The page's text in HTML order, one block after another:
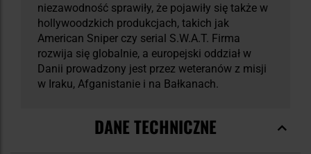
niezawodność sprawiły, że pojawiły się także w
hollywoodzkich produkcjach, takich jak
American Sniper czy serial S.W.A.T. Firma
rozwija się globalnie, a europejski oddział w
Danii prowadzony jest przez weteranów z misji
w Iraku, Afganistanie i na Bałkanach.
DANE TECHNICZNE